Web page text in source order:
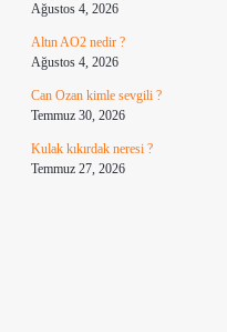
Ağustos 4, 2026
Altın AO2 nedir ?
Ağustos 4, 2026
Can Ozan kimle sevgili ?
Temmuz 30, 2026
Kulak kıkırdak neresi ?
Temmuz 27, 2026